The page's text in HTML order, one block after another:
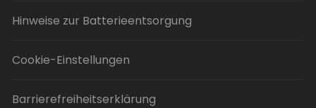
Hinweise zur Batterieentsorgung
Cookie-Einstellungen
Barrierefreiheitserklärung